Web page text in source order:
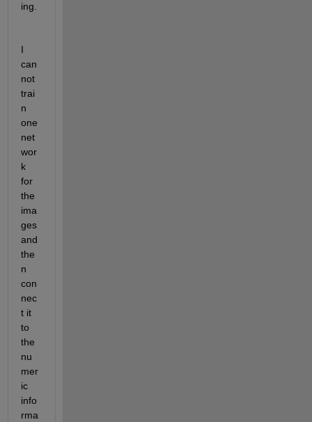
ing.
I
can
not
trai
n
one
net
wor
k
for
the
ima
ges
and
the
n
con
nec
t it
to
the
nu
mer
ic
info
rma